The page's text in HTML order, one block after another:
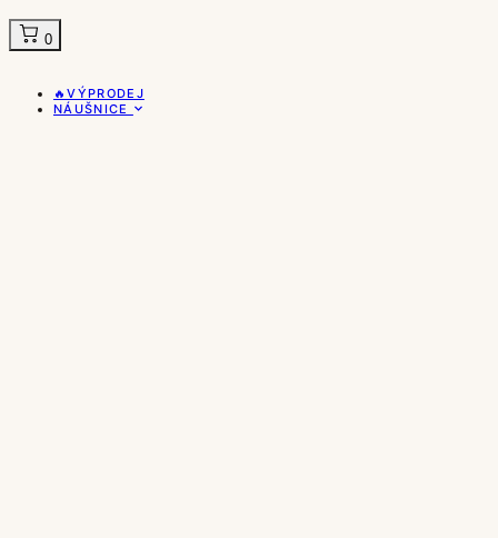
0
🔥VÝPRODEJ
NÁUŠNICE